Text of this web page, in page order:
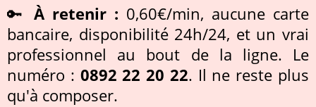
🔑 À retenir : 0,60€/min, aucune carte
bancaire, disponibilité 24h/24, et un vrai
professionnel au bout de la ligne. Le
numéro : 0892 22 20 22. Il ne reste plus
qu'à composer.